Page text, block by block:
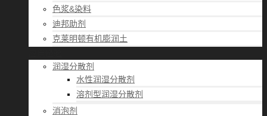
色浆&染料
迪邦助剂
克莱明顿有机膨润土
润湿分散剂
水性润湿分散剂
溶剂型润湿分散剂
消泡剂